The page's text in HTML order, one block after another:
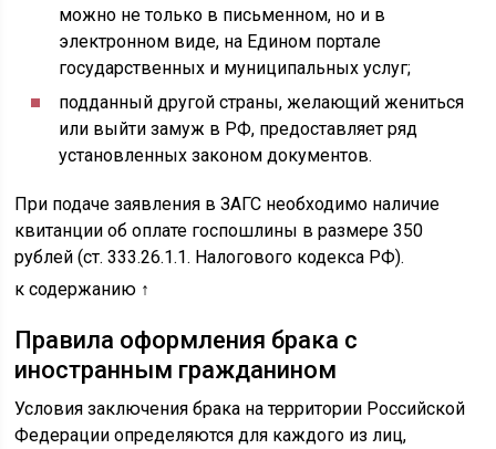
можно не только в письменном, но и в
электронном виде, на Едином портале
государственных и муниципальных услуг;
подданный другой страны, желающий жениться
или выйти замуж в РФ, предоставляет ряд
установленных законом документов.
При подаче заявления в ЗАГС необходимо наличие
квитанции об оплате госпошлины в размере 350
рублей (ст. 333.26.1.1. Налогового кодекса РФ).
к содержанию ↑
Правила оформления брака с
иностранным гражданином
Условия заключения брака на территории Российской
Федерации определяются для каждого из лиц,